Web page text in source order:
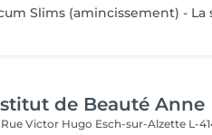
Slims (amincissement) - La
de Beauté Anne
Rue Victor Hugo Esch-sur-Alzette L-